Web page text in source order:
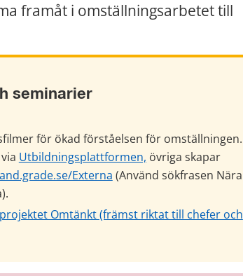
framåt i omställningsarbetet till
seminarier
för ökad förståelsen för omställningen.
Utbildningsplattformen, övriga skapar
Externa (Använd sökfrasen Nära
Omtänkt (främst riktat till chefer och